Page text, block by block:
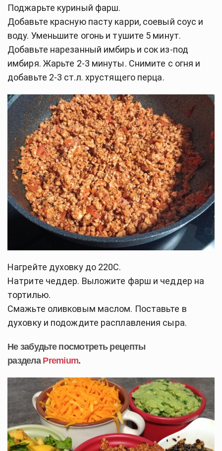
Поджарьте куриный фарш.
Добавьте красную пасту карри, соевый соус и
воду. Уменьшите огонь и тушите 5 минут.
Добавьте нарезанный имбирь и сок из-под
имбиря. Жарьте 2-3 минуты. Снимите с огня и
добавьте 2-3 ст.л. хрустящего перца.
Нагрейте духовку до 220C.
Натрите чеддер. Выложите фарш и чеддер на
тортилью.
Смажьте оливковым маслом. Поставьте в
духовку и подождите расплавления сыра.
Не забудьте посмотреть рецепты
раздела Premium.